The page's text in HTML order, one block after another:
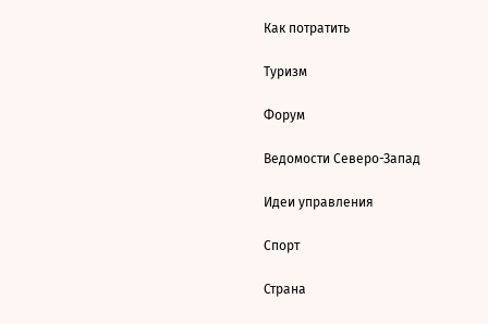
Как потратить
Туризм
Форум
Ведомости Северо-Запад
Идеи управления
Спорт
Страна